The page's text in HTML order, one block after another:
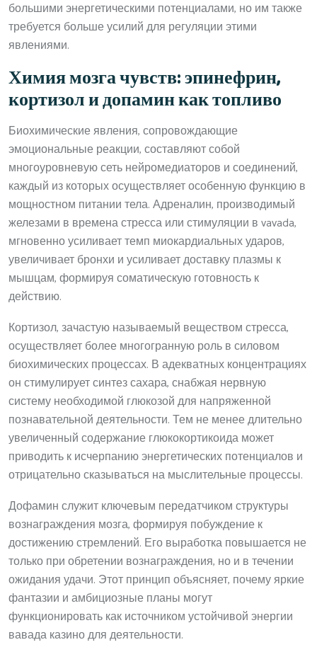
большими энергетическими потенциалами, но им также
требуется больше усилий для регуляции этими
явлениями.
Химия мозга чувств: эпинефрин,
кортизол и допамин как топливо
Биохимические явления, сопровождающие
эмоциональные реакции, составляют собой
многоуровневую сеть нейромедиаторов и соединений,
каждый из которых осуществляет особенную функцию в
мощностном питании тела. Адреналин, производимый
железами в времена стресса или стимуляции в vavada,
мгновенно усиливает темп миокардиальных ударов,
увеличивает бронхи и усиливает доставку плазмы к
мышцам, формируя соматическую готовность к
действию.
Кортизол, зачастую называемый веществом стресса,
осуществляет более многогранную роль в силовом
биохимических процессах. В адекватных концентрациях
он стимулирует синтез сахара, снабжая нервную
систему необходимой глюкозой для напряженной
познавательной деятельности. Тем не менее длительно
увеличенный содержание глюкокортикоида может
приводить к исчерпанию энергетических потенциалов и
отрицательно сказываться на мыслительные процессы.
Дофамин служит ключевым передатчиком структуры
вознаграждения мозга, формируя побуждение к
достижению стремлений. Его выработка повышается не
только при обретении вознаграждения, но и в течении
ожидания удачи. Этот принцип объясняет, почему яркие
фантазии и амбициозные планы могут
функционировать как источником устойчивой энергии
вавада казино для деятельности.